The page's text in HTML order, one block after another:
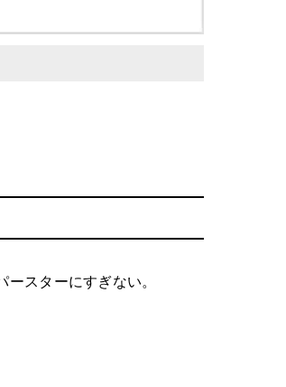
スターにすぎない。